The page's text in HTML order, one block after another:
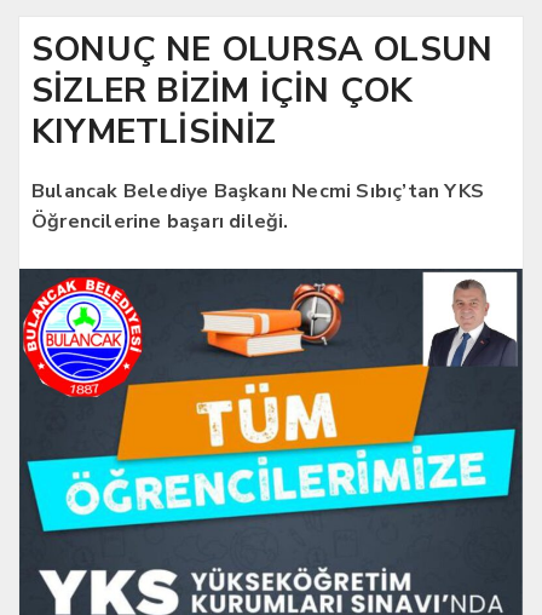
SONUÇ NE OLURSA OLSUN
SİZLER BİZİM İÇİN ÇOK
KIYMETLİSİNİZ
Bulancak Belediye Başkanı Necmi Sıbıç’tan YKS
Öğrencilerine başarı dileği.